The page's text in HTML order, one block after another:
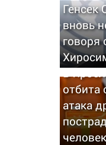
Генсек
вновь
говоря
В
отбита
атака